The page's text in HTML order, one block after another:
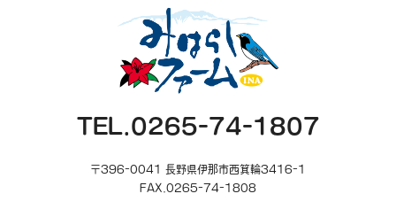
TEL.0265-74-1807
〒396-0041 長野県伊那市西箕輪3416-1
FAX.0265-74-1808